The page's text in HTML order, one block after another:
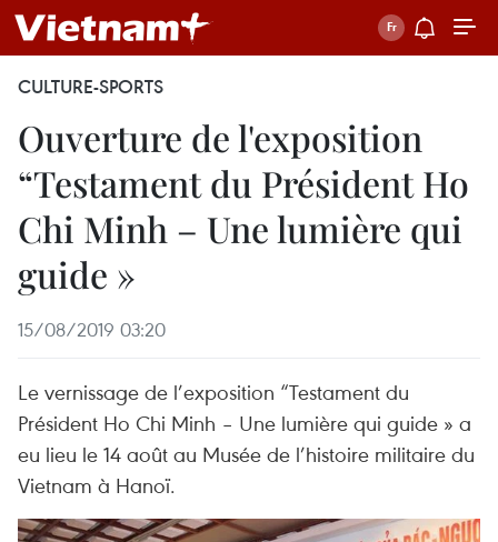
CULTURE-SPORTS
Ouverture de l'exposition
“Testament du Président Ho
Chi Minh – Une lumière qui
guide »
15/08/2019 03:20
Le vernissage de l’exposition “Testament du
Président Ho Chi Minh – Une lumière qui guide » a
eu lieu le 14 août au Musée de l’histoire militaire du
Vietnam à Hanoï.